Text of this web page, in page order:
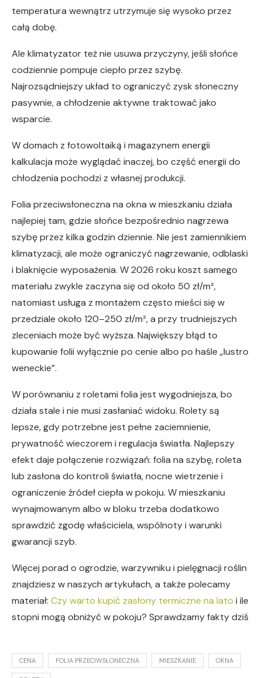
temperatura wewnątrz utrzymuje się wysoko przez
całą dobę.
Ale klimatyzator też nie usuwa przyczyny, jeśli słońce
codziennie pompuje ciepło przez szybę.
Najrozsądniejszy układ to ograniczyć zysk słoneczny
pasywnie, a chłodzenie aktywne traktować jako
wsparcie.
W domach z fotowoltaiką i magazynem energii
kalkulacja może wyglądać inaczej, bo część energii do
chłodzenia pochodzi z własnej produkcji.
Folia przeciwsłoneczna na okna w mieszkaniu działa
najlepiej tam, gdzie słońce bezpośrednio nagrzewa
szybę przez kilka godzin dziennie. Nie jest zamiennikiem
klimatyzacji, ale może ograniczyć nagrzewanie, odblaski
i blaknięcie wyposażenia. W 2026 roku koszt samego
materiału zwykle zaczyna się od około 50 zł/m²,
natomiast usługa z montażem często mieści się w
przedziale około 120–250 zł/m², a przy trudniejszych
zleceniach może być wyższa. Największy błąd to
kupowanie folii wyłącznie po cenie albo po haśle „lustro
weneckie”.
W porównaniu z roletami folia jest wygodniejsza, bo
działa stale i nie musi zasłaniać widoku. Rolety są
lepsze, gdy potrzebne jest pełne zaciemnienie,
prywatność wieczorem i regulacja światła. Najlepszy
efekt daje połączenie rozwiązań: folia na szybę, roleta
lub zasłona do kontroli światła, nocne wietrzenie i
ograniczenie źródeł ciepła w pokoju. W mieszkaniu
wynajmowanym albo w bloku trzeba dodatkowo
sprawdzić zgodę właściciela, wspólnoty i warunki
gwarancji szyb.
Więcej porad o ogrodzie, warzywniku i pielęgnacji roślin
znajdziesz w naszych artykułach, a także polecamy
materiał: Czy warto kupić zasłony termiczne na lato i ile
stopni mogą obniżyć w pokoju? Sprawdzamy fakty dziś
CENA FOLIA PRZECIWSŁONECZNA MIESZKANIE OKNA